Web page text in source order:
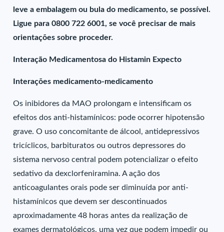
leve a embalagem ou bula do medicamento, se possível.
Ligue para 0800 722 6001, se você precisar de mais
orientações sobre proceder.
Interação Medicamentosa do Histamin Expecto
Interações medicamento-medicamento
Os inibidores da MAO prolongam e intensificam os
efeitos dos anti-histamínicos: pode ocorrer hipotensão
grave. O uso concomitante de álcool, antidepressivos
tricíclicos, barbituratos ou outros depressores do
sistema nervoso central podem potencializar o efeito
sedativo da dexclorfeniramina. A ação dos
anticoagulantes orais pode ser diminuída por anti-
histamínicos que devem ser descontinuados
aproximadamente 48 horas antes da realização de
exames dermatológicos, uma vez que podem impedir ou